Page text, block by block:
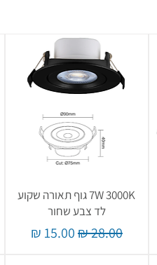
7W 3000K גוף תאורה שקוע
לד צבע שחור
מחיר רגיל‏28.00 ‏₪ מחיר מבצע